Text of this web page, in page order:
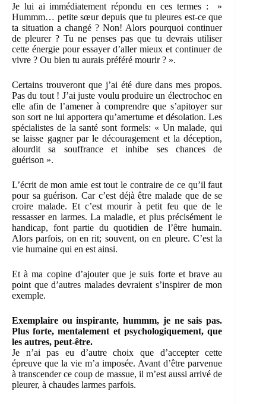
Je lui ai immédiatement répondu en ces termes : »
Hummm… petite sœur depuis que tu pleures est-ce que
ta situation a changé ? Non! Alors pourquoi continuer
de pleurer ? Tu ne penses pas que tu devrais utiliser
cette énergie pour essayer d’aller mieux et continuer de
vivre ? Ou bien tu aurais préféré mourir ? ».
Certains trouveront que j’ai été dure dans mes propos.
Pas du tout ! J’ai juste voulu produire un électrochoc en
elle afin de l’amener à comprendre que s’apitoyer sur
son sort ne lui apportera qu’amertume et désolation. Les
spécialistes de la santé sont formels: « Un malade, qui
se laisse gagner par le découragement et la déception,
alourdit sa souffrance et inhibe ses chances de
guérison ».
L’écrit de mon amie est tout le contraire de ce qu’il faut
pour sa guérison. Car c’est déjà être malade que de se
croire malade. Et c’est mourir à petit feu que de le
ressasser en larmes. La maladie, et plus précisément le
handicap, font partie du quotidien de l’être humain.
Alors parfois, on en rit; souvent, on en pleure. C’est la
vie humaine qui en est ainsi.
Et à ma copine d’ajouter que je suis forte et brave au
point que d’autres malades devraient s’inspirer de mon
exemple.
Exemplaire ou inspirante, hummm, je ne sais pas.
Plus forte, mentalement et psychologiquement, que
les autres, peut-être.
Je n’ai pas eu d’autre choix que d’accepter cette
épreuve que la vie m’a imposée. Avant d’être parvenue
à transcender ce coup de massue, il m’est aussi arrivé de
pleurer, à chaudes larmes parfois.